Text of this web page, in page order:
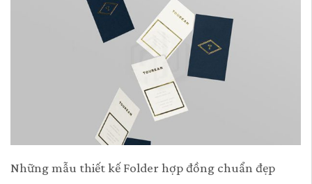
Những mẫu thiết kế Folder hợp đồng chuẩn đẹp